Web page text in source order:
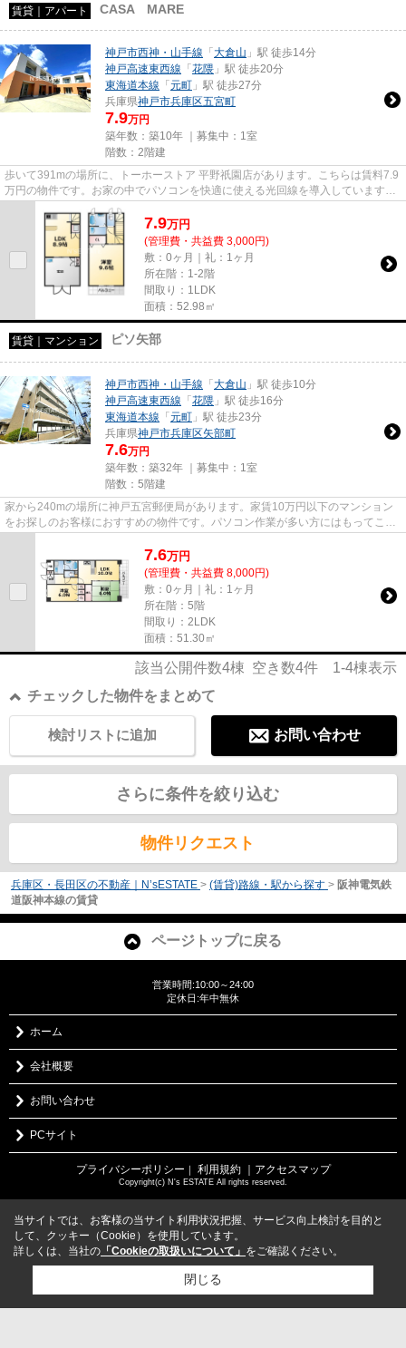
賃貸｜アパート CASA MARE
神戸市西神・山手線 「 大倉山 」駅 徒歩14分
神戸高速東西線 「 花隈 」駅 徒歩20分
東海道本線 「 元町 」駅 徒歩27分
兵庫県神戸市兵庫区五宮町
7.9万円
築年数：築10年 ｜募集中： 1室
階数：2階建
歩いて391mの場所に、トーホーストア 平野祇園店があります。こちらは賃料7.9
万円の物件です。お家の中でパソコンを快適に使える光回線を導入しています。
気になるイチオシ物件情報：...
7.9万円
(管理費・共益費 3,000円)
敷：0ヶ月｜礼：1ヶ月
所在階：1-2階
間取り：1LDK
面積：52.98㎡
賃貸｜マンション ピソ矢部
神戸市西神・山手線 「 大倉山 」駅 徒歩10分
神戸高速東西線 「 花隈 」駅 徒歩16分
東海道本線 「 元町 」駅 徒歩23分
兵庫県神戸市兵庫区矢部町
7.6万円
築年数：築32年 ｜募集中： 1室
階数：5階建
家から240mの場所に神戸五宮郵便局があります。家賃10万円以下のマンション
をお探しのお客様におすすめの物件です。パソコン作業が多い方にはもってこい
7.6万円
(管理費・共益費 8,000円)
敷：0ヶ月｜礼：1ヶ月
所在階：5階
間取り：2LDK
面積：51.30㎡
該当公開件数4棟 空き数4件 1-4棟表示
チェックした物件をまとめて
お問い合わせ
検討リストに追加
さらに条件を絞り込む
物件リクエスト
兵庫区・長田区の不動産｜N’sESTATE > (賃貸)路線・駅から探す > 阪神電気鉄
道阪神本線の賃貸
ページトップに戻る
営業時間:10:00～24:00
定休日:年中無休
ホーム
会社概要
お問い合わせ
PCサイト
プライバシーポリシー ｜ 利用規約 ｜アクセスマップ
Copyright(c) N's ESTATE All rights reserved.
当サイトでは、お客様の当サイト利用状況把握、サービス向上検討を目的と
して、クッキー（Cookie）を使用しています。
詳しくは、当社の 「Cookieの取扱いについて」 をご確認ください。
閉じる